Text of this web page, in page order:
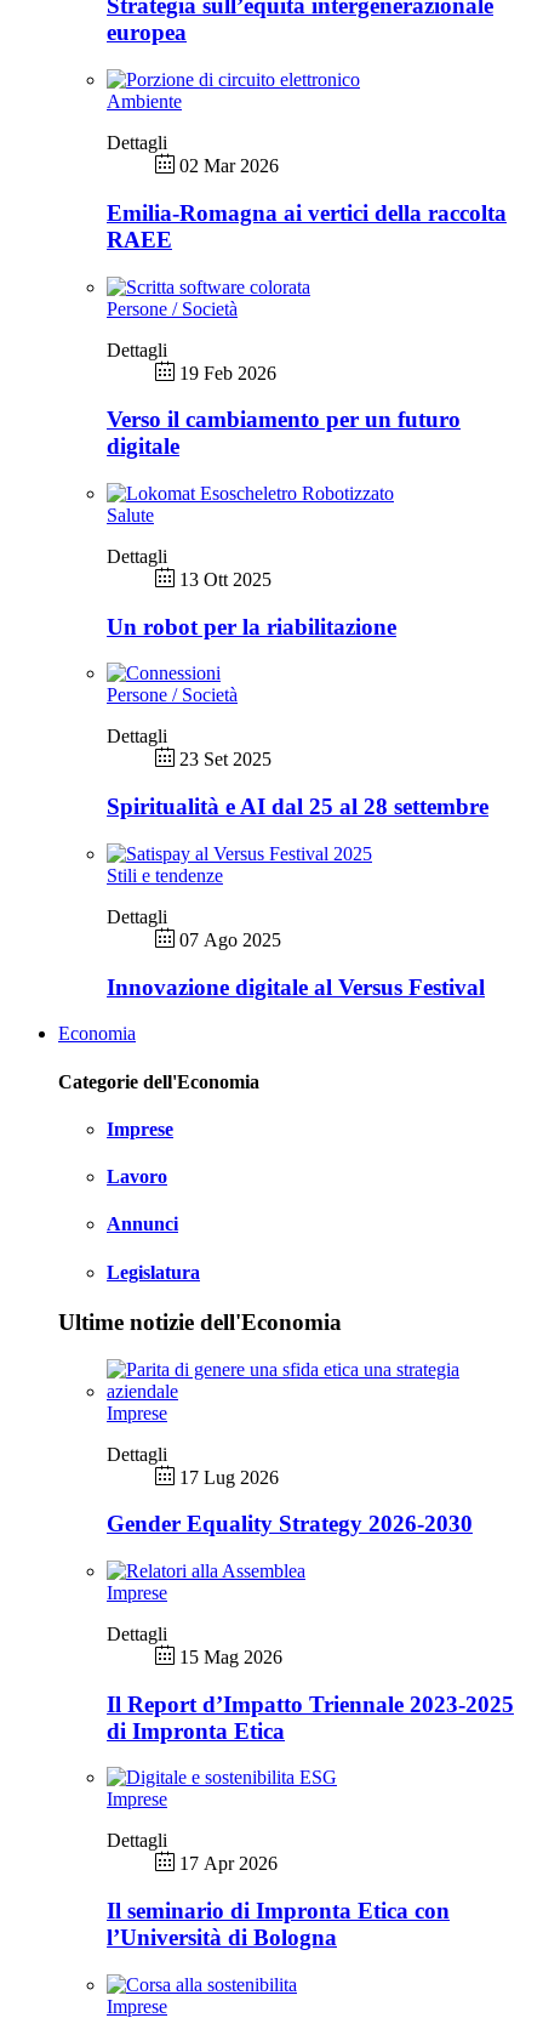
Strategia sull’equità intergenerazionale
europea
Ambiente
Dettagli
02 Mar 2026
Emilia-Romagna ai vertici della raccolta
RAEE
Persone / Società
Dettagli
19 Feb 2026
Verso il cambiamento per un futuro
digitale
Salute
Dettagli
13 Ott 2025
Un robot per la riabilitazione
Persone / Società
Dettagli
23 Set 2025
Spiritualità e AI dal 25 al 28 settembre
Stili e tendenze
Dettagli
07 Ago 2025
Innovazione digitale al Versus Festival
Economia
Categorie dell'Economia
Imprese
Lavoro
Annunci
Legislatura
Ultime notizie dell'Economia
Imprese
Dettagli
17 Lug 2026
Gender Equality Strategy 2026-2030
Imprese
Dettagli
15 Mag 2026
Il Report d’Impatto Triennale 2023-2025
di Impronta Etica
Imprese
Dettagli
17 Apr 2026
Il seminario di Impronta Etica con
l’Università di Bologna
Imprese